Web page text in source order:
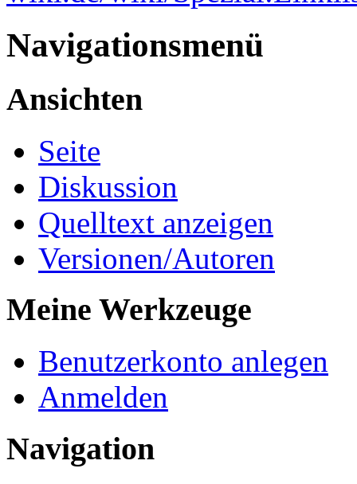
Navigationsmenü
Ansichten
Seite
Diskussion
Quelltext anzeigen
Versionen/Autoren
Meine Werkzeuge
Benutzerkonto anlegen
Anmelden
Navigation